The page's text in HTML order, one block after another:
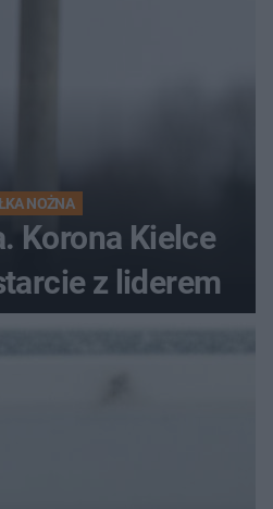
NOŻNA
Korona Kielce
z liderem